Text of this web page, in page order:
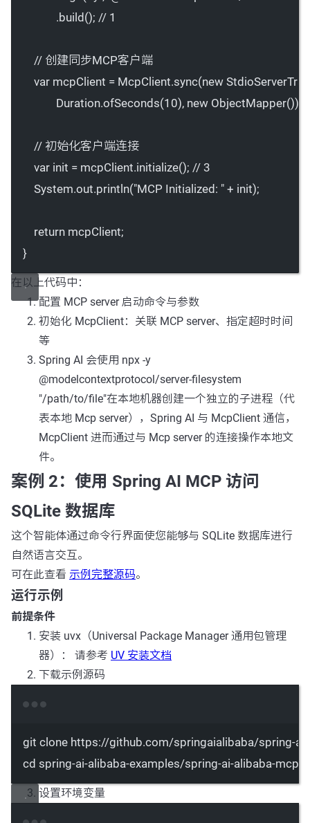
.build(); // 1
// 创建同步MCP客户端
var mcpClient = McpClient.sync(new
Duration.ofSeconds(10), new ObjectMapper());
// 初始化客户端连接
var init = mcpClient.initialize(); // 3
System.out.println("MCP Initialized: " + init);
return mcpClient;
}
在以上代码中：
配置 MCP server 启动命令与参数
初始化 McpClient：关联 MCP server、指定超时时间
等
Spring AI 会使用 npx -y
@modelcontextprotocol/server-filesystem
"/path/to/file"在本地机器创建一个独立的子进程（代
表本地 Mcp server），Spring AI 与 McpClient 通信，
McpClient 进而通过与 Mcp server 的连接操作本地文
件。
案例 2：使用 Spring AI MCP 访问
SQLite 数据库
这个智能体通过命令行界面使您能够与 SQLite 数据库进行
自然语言交互。
可在此查看 示例完整源码。
运行示例
前提条件
安装 uvx（Universal Package Manager 通用包管理
器）： 请参考 UV 安装文档
下载示例源码
git clone https://github.com/springaialibaba/spring-
cd spring-ai-alibaba-examples/spring-ai-alibaba-mcp-
设置环境变量